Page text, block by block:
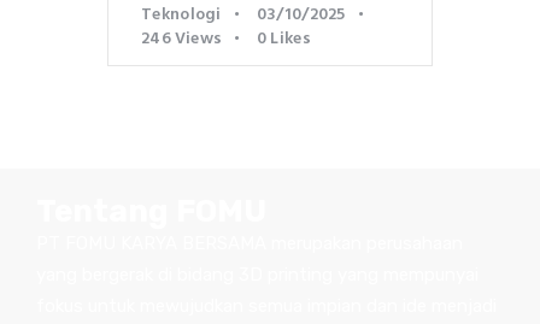
Teknologi
03/10/2025
246Views 0Likes